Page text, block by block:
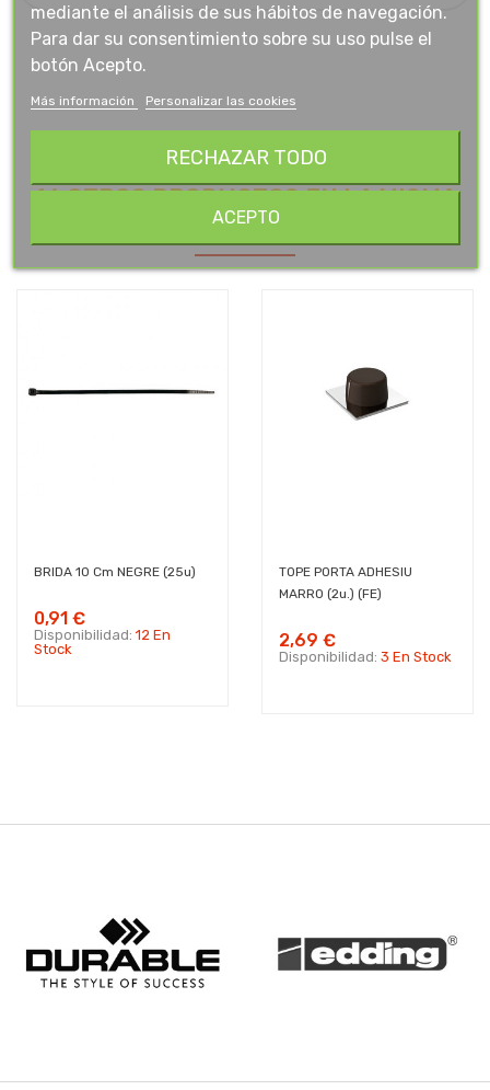
16 OTROS PRODUCTOS EN LA MISMA
CATEGORÍA:
BRIDA 10 Cm NEGRE (25u)
0,91 €
Disponibilidad: 12 En
Stock
TOPE PORTA ADHESIU
MARRO (2u.) (FE)
2,69 €
Disponibilidad: 3 En Stock
mediante el análisis de sus hábitos de navegación.
Para dar su consentimiento sobre su uso pulse el
botón Acepto.
Más información Personalizar las cookies
RECHAZAR TODO
ACEPTO